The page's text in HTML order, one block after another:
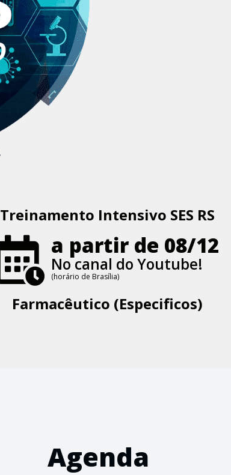
Treinamento Intensivo SES RS
a partir de 08/12
No canal do Youtube!
(horário de Brasília)
Farmacêutico (Especificos)
Agenda